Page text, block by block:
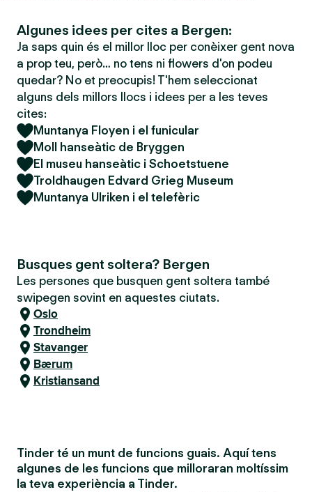
Algunes idees per cites a Bergen:
Ja saps quin és el millor lloc per conèixer gent nova
a prop teu, però… no tens ni flowers d'on podeu
quedar? No et preocupis! T'hem seleccionat
alguns dels millors llocs i idees per a les teves
cites:
Muntanya Floyen i el funicular
Moll hanseàtic de Bryggen
El museu hanseàtic i Schoetstuene
Troldhaugen Edvard Grieg Museum
Muntanya Ulriken i el telefèric
Busques gent soltera? Bergen
Les persones que busquen gent soltera també
swipegen sovint en aquestes ciutats.
Oslo
Trondheim
Stavanger
Bærum
Kristiansand
Tinder té un munt de funcions guais. Aquí tens
algunes de les funcions que milloraran moltíssim
la teva experiència a Tinder.